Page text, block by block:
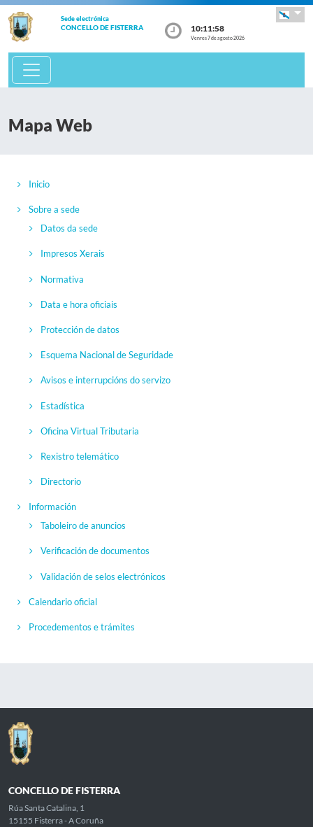
Sede electrónica
CONCELLO DE FISTERRA 10:11:58
Venres 7 de agosto 2026
Mapa Web
Inicio
Sobre a sede
Datos da sede
Impresos Xerais
Normativa
Data e hora oficiais
Protección de datos
Esquema Nacional de Seguridade
Avisos e interrupcións do servizo
Estadística
Oficina Virtual Tributaria
Rexistro telemático
Directorio
Información
Taboleiro de anuncios
Verificación de documentos
Validación de selos electrónicos
Calendario oficial
Procedementos e trámites
CONCELLO DE FISTERRA
Rúa Santa Catalina, 1
15155 Fisterra - A Coruña